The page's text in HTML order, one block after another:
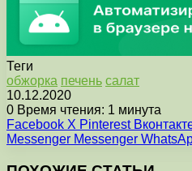
Теги
обжорка печень салат
10.12.2020
0 Время чтения: 1 минута
Facebook X Pinterest
Messenger Messenger